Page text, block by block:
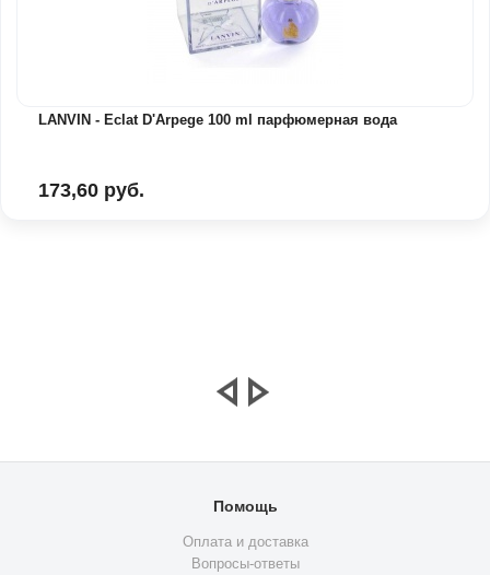
LANVIN - Eclat D'Arpege 100 ml парфюмерная вода
173,60 руб.
Помощь
Оплата и доставка
Вопросы-ответы